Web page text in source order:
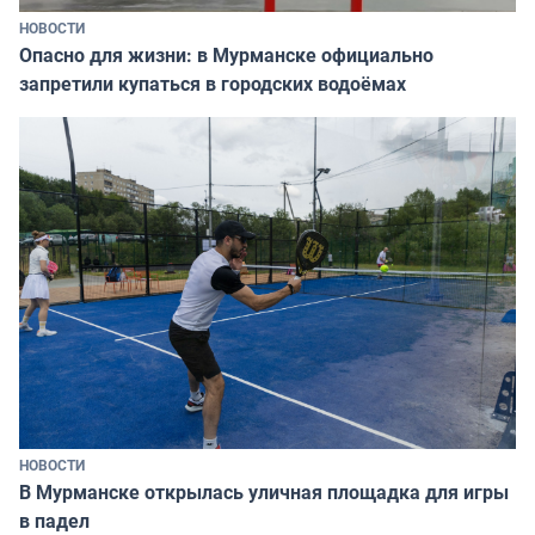
НОВОСТИ
Опасно для жизни: в Мурманске официально
запретили купаться в городских водоёмах
НОВОСТИ
В Мурманске открылась уличная площадка для игры
в падел